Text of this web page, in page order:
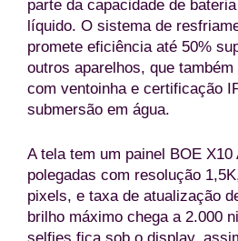
parte da capacidade de
líquido. O sistema de
promete eficiência até 50%
outros aparelhos, que
com ventoinha e certificação
submersão em água.
A tela tem um painel BOE X10
polegadas com resolução
pixels, e taxa de atualização
brilho máximo chega a 2.000
selfies fica sob o display,